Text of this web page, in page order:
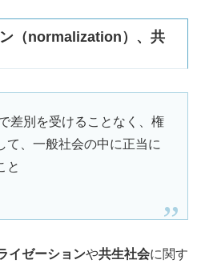
（normalization）、共
差別を受けることなく、権
て、一般社会の中に正当に
と
イゼーションや共生社会に関す